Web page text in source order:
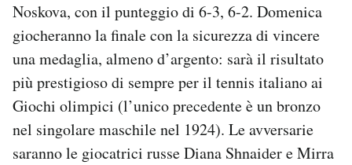
Noskova, con il punteggio di 6-3, 6-2. Domenica
giocheranno la finale con la sicurezza di vincere
una medaglia, almeno d’argento: sarà il risultato
più prestigioso di sempre per il tennis italiano ai
Giochi olimpici (l’unico precedente è un bronzo
nel singolare maschile nel 1924). Le avversarie
saranno le giocatrici russe Diana Shnaider e Mirra